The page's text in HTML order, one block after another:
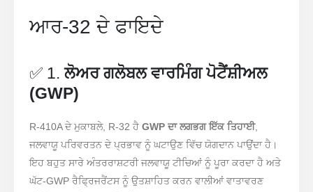
ਆਰ-32 ਦੇ ਫਾਇਦੇ
✅ 1.ਲੋਅਰ ਗਲੋਬਲ ਵਾਰਮਿੰਗ ਪੋਟੈਂਸ਼ੀਅਲ
(GWP)
R-410A ਦੇ ਮੁਕਾਬਲੇ, R-32 ਹੈGWP ਦਾ ਲਗਭਗ ਇੱਕ ਤਿਹਾਈ,
ਜਲਵਾਯੂ ਪਰਿਵਰਤਨ ਦੇ ਪ੍ਰਭਾਵ ਨੂੰ ਘਟਾਉਣ ਵਿੱਚ ਯੋਗਦਾਨ ਪਾਉਂਦਾ ਹੈ।
ਇਹ ਬਹੁਤ ਸਾਰੇ ਅੰਤਰਰਾਸ਼ਟਰੀ ਜਲਵਾਯੂ ਟੀਚਿਆਂ ਨੂੰ ਪੂਰਾ ਕਰਦਾ ਹੈ ਅਤੇ
ਘੱਟ-GWP ਰੈਫ੍ਰਿਜਰੈਂਟਸ ਨੂੰ ਉਤਸ਼ਾਹਿਤ ਕਰਨ ਵਾਲੀਆਂ ਵਾਤਾਵਰਣ